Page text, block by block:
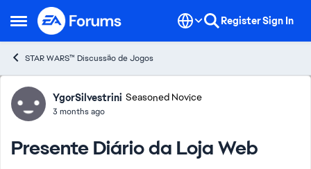
Open Side Menu
Skip to content RegisterSign In
STAR WARS™ Discussão de Jogos
Forum Discussion
YgorSilvestrini Seasoned Novice
3 months ago
Presente Diário da Loja Web